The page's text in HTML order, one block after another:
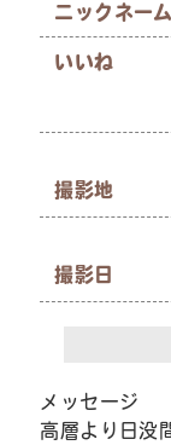
ニックネーム
いいね
撮影地
撮影日
メッセージ
高層より日没